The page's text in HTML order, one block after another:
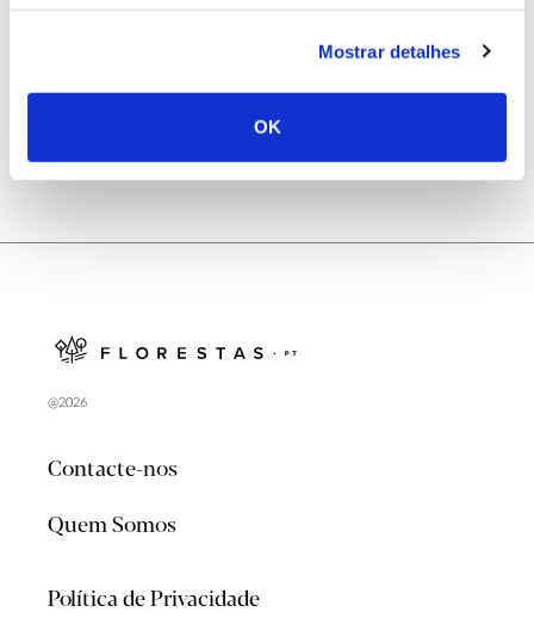
Mostrar detalhes
OK
Natureza e florestas procuram jovens voluntários
@2026
Contacte-nos
Quem Somos
Política de Privacidade